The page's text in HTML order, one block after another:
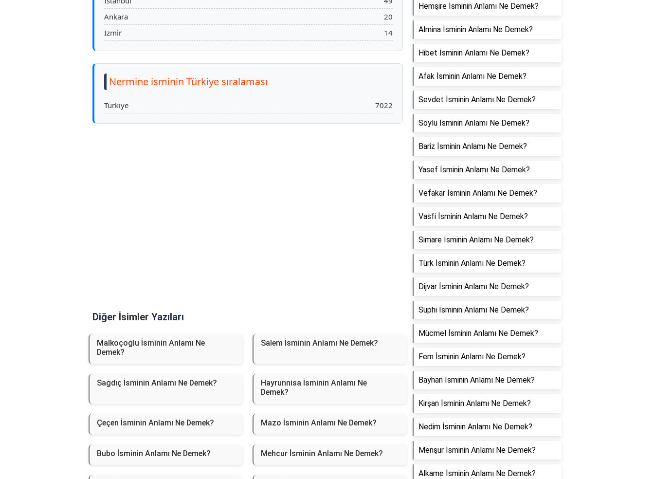
Ankara
20
İzmir
14
Nermine isminin Türkiye sıralaması
Türkiye 7022
Diğer İsimler Yazıları
Malkoçoğlu İsminin Anlamı Ne
Demek?
Salem İsminin Anlamı Ne Demek?
Sağdıç İsminin Anlamı Ne Demek?
Hayrunnisa İsminin Anlamı Ne
Demek?
Çeçen İsminin Anlamı Ne Demek? Mazo İsminin Anlamı Ne Demek?
Bubo İsminin Anlamı Ne Demek? Mehcur İsminin Anlamı Ne Demek?
Hemşire İsminin Anlamı Ne Demek?
Almina İsminin Anlamı Ne Demek?
Hibet İsminin Anlamı Ne Demek?
Afak İsminin Anlamı Ne Demek?
Sevdet İsminin Anlamı Ne Demek?
Söylü İsminin Anlamı Ne Demek?
Bariz İsminin Anlamı Ne Demek?
Yasef İsminin Anlamı Ne Demek?
Vefakar İsminin Anlamı Ne Demek?
Vasfi İsminin Anlamı Ne Demek?
Simare İsminin Anlamı Ne Demek?
Türk İsminin Anlamı Ne Demek?
Dijvar İsminin Anlamı Ne Demek?
Suphi İsminin Anlamı Ne Demek?
Mücmel İsminin Anlamı Ne Demek?
Fem İsminin Anlamı Ne Demek?
Bayhan İsminin Anlamı Ne Demek?
Kirşan İsminin Anlamı Ne Demek?
Nedim İsminin Anlamı Ne Demek?
Menşur İsminin Anlamı Ne Demek?
Alkame İsminin Anlamı Ne Demek?